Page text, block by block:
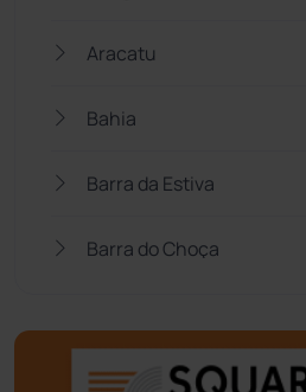
Aracatu
Bahia
Barra da Estiva
Barra do Choça
Bom Jesus da Lapa